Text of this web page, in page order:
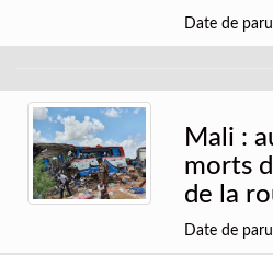
Date de
Mali :
morts
de la
Date de